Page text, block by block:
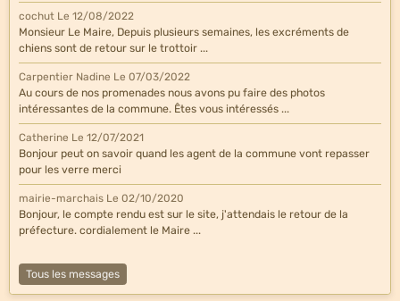
cochut Le 12/08/2022
Monsieur Le Maire, Depuis plusieurs semaines, les excréments de
chiens sont de retour sur le trottoir ...
Carpentier Nadine Le 07/03/2022
Au cours de nos promenades nous avons pu faire des photos
intéressantes de la commune. Êtes vous intéressés ...
Catherine Le 12/07/2021
Bonjour peut on savoir quand les agent de la commune vont repasser
pour les verre merci
mairie-marchais Le 02/10/2020
Bonjour, le compte rendu est sur le site, j'attendais le retour de la
préfecture. cordialement le Maire ...
Tous les messages